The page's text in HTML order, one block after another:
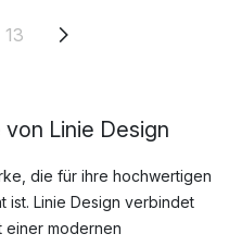
13
Linie Design
die für ihre hochwertigen
ist. Linie Design verbindet
einer modernen